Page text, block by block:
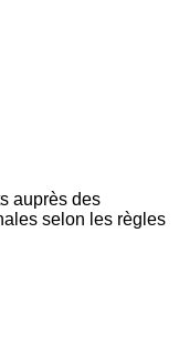
auprès des
selon les règles